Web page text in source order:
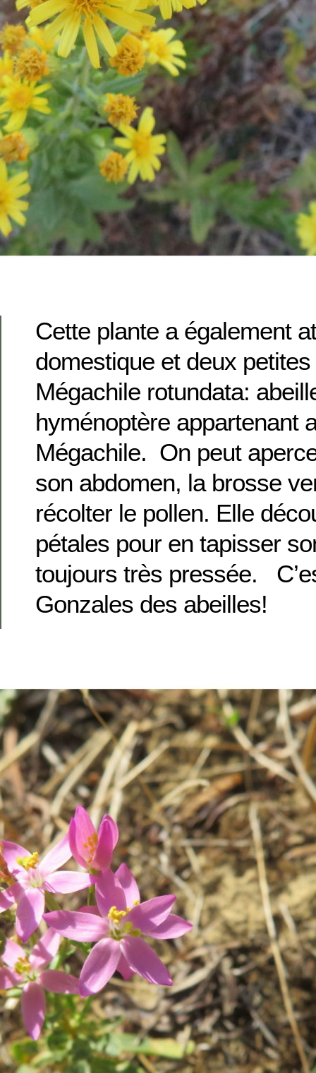
Cette plante a également
domestique et deux
Mégachile rotundata:
hyménoptère appartenant
Mégachile. On peut
son abdomen, la brosse
récolter le pollen. Elle
pétales pour en tapisser
toujours très pressée.
Gonzales des abeilles!